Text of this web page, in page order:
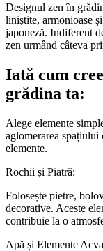
Designul zen în
liniștite, armonioase
japoneză. Indiferent
zen urmând câteva
Iată cum
grădina ta:
Alege elemente
aglomerarea
elemente.
Rochii și Piatră:
Folosește pietre,
decorative. Aceste
contribuie la o
Apă și Elemente